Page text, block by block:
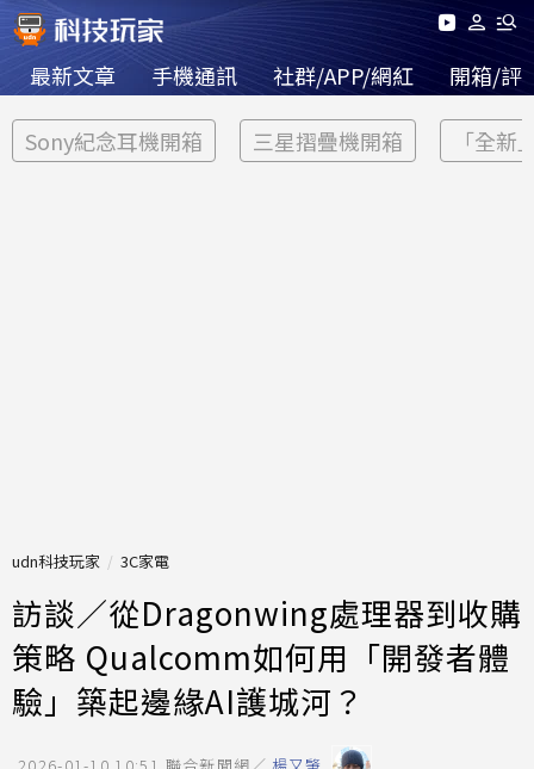
最新文章 手機通訊 社群/APP/網紅 開箱/評
Sony紀念耳機開箱 三星摺疊機開箱 「全新
udn科技玩家 3C家電
訪談／從Dragonwing處理器到收購
策略 Qualcomm如何用「開發者體
驗」築起邊緣AI護城河？